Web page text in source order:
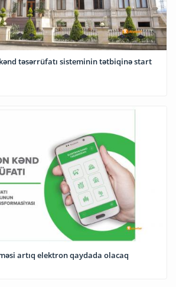
təsərrüfatı sisteminin tətbiqinə start
artıq elektron qaydada olacaq